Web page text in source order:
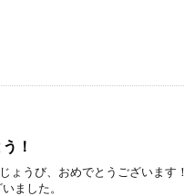
！
ょうび、おめでとうございます
ました。